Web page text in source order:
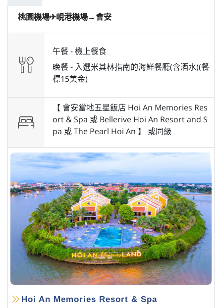
桃園機場✈峴港機場→會安
午餐 -機上餐食
晚餐 -入選米其林指南的海鮮餐廳(含酒水)(餐
標15美金)
【 會安當地五星飯店 Hoi An Memories Res
ort & Spa 或 Bellerive Hoi An Resort and S
pa 或 The Pearl Hoi An 】 或同級
Hoi An Memories Resort & Spa